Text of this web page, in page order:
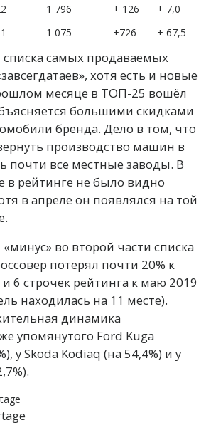
1 796 + 126
+ 7,0
1 075 +726 + 67,5
списка самых продаваемых
хотя есть и новые
месяце в ТОП-25 вошёл
большими скидками
бренда. Дело в том, что
производство машин в
почти все местные заводы. В
в рейтинге не было видно
в апреле он появлялся на той
во второй части списка
потерял почти 20% к
6 строчек рейтинга к маю 2019
находилась на 11 месте).
динамика
упомянутого Ford Kuga
у Skoda Kodiaq (на 54,4%) и у